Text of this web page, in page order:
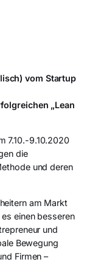
vom Startup
„Lean
7.10.-9.10.2020
die
und deren
am Markt
einen besseren
und
Bewegung
Firmen –